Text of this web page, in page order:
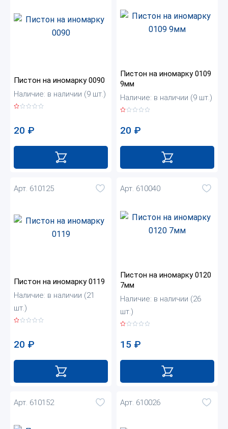
Пистон на иномарку 0090
Наличие: в наличии (9 шт.)
20 ₽
Пистон на иномарку 0109
9мм
Наличие: в наличии (9 шт.)
20 ₽
Арт. 610125
Пистон на иномарку 0119
Наличие: в наличии (21
шт.)
20 ₽
Арт. 610040
Пистон на иномарку 0120
7мм
Наличие: в наличии (26
шт.)
15 ₽
Арт. 610152 Арт. 610026